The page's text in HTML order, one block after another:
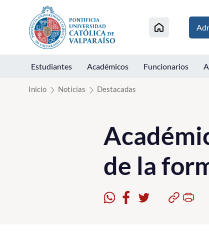
Click acá para ir directamente al contenido
Estudiantes Académicos Funcionarios
Inicio Noticias Destacadas
de la